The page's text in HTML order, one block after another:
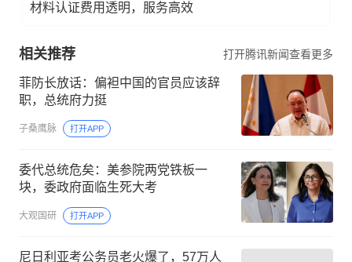
材料认证费用透明，服务高效
相关推荐 打开腾讯新闻查看更多
菲防长放话：偏袒中国的官员应该辞
职，总统府力挺
子桑鹰脉 打开APP
委代总统危矣：美参院两党铁板一
块，委政府面临生死大考
大观国研 打开APP
尼日利亚考公务员老火爆了，57万人